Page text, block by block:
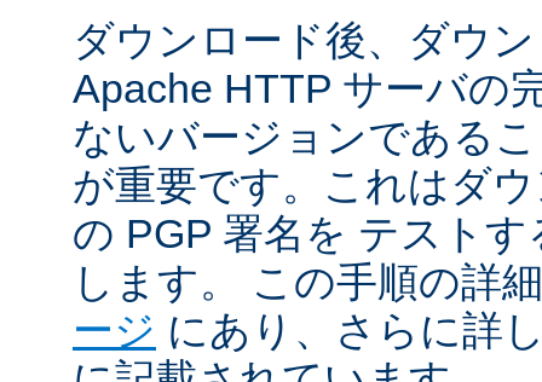
ダウンロード後、ダウ
Apache HTTP サーバの
ないバージョンである
が重要です。これはダ
の PGP 署名を テスト
します。 この手順の詳
ージ にあり、さらに詳